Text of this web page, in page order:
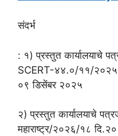
संदर्भ
: १) प्रस्तुत कार्यालयाचे
SCERT-४४.०/११/
०९ डिसेंबर २०२५
२) प्रस्तुत कार्यालयाचे
महाराष्ट्र/२०२६/१८